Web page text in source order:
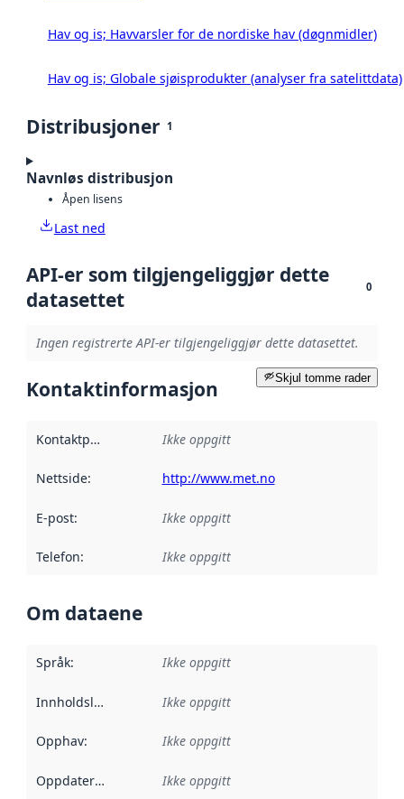
Hav og is; Havvarsler for de nordiske hav (døgnmidler)
Hav og is; Globale sjøisprodukter (analyser fra satelittdata)
Distribusjoner 1
Navnløs distribusjon
Åpen lisens
Last ned
API-er som tilgjengeliggjør dette
datasettet
0
Ingen registrerte API-er tilgjengeliggjør dette datasettet.
Skjul tomme rader
Kontaktinformasjon
Kontaktpunkt Ikke oppgitt
Nettside: http://www.met.no
E-post: Ikke oppgitt
Telefon: Ikke oppgitt
Om dataene
Språk: Ikke oppgitt
Innholdsleverandører :
Ikke oppgitt
Opphav: Ikke oppgitt
Oppdateringsfrekvens :
Ikke oppgitt